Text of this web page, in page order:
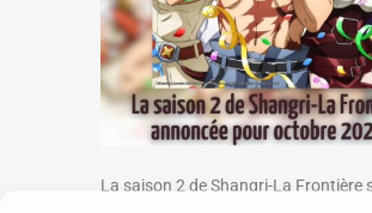
La saison 2 de Shangri-La Frontière